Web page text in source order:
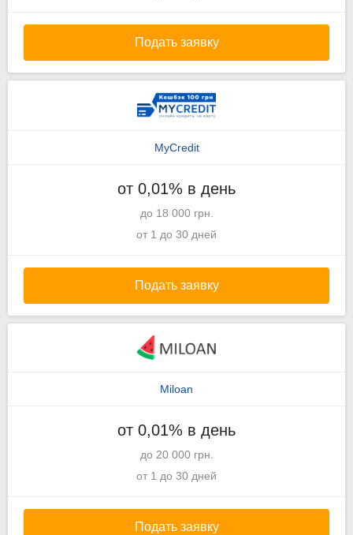
Подать заявку
MyCredit
от 0,01% в день
до 18 000 грн.
от 1 до 30 дней
Подать заявку
Miloan
от 0,01% в день
до 20 000 грн.
от 1 до 30 дней
Подать заявку